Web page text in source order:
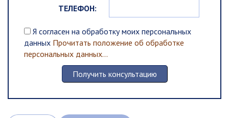
ТЕЛЕФОН:
Я согласен на обработку моих персональных
данных Прочитать положение об обработке
персональных данных...